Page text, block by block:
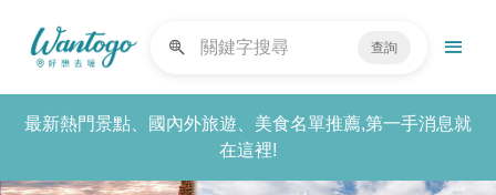
查詢
最新熱門景點、國內外旅遊、美食名單推薦,第一手消息就
在這裡!